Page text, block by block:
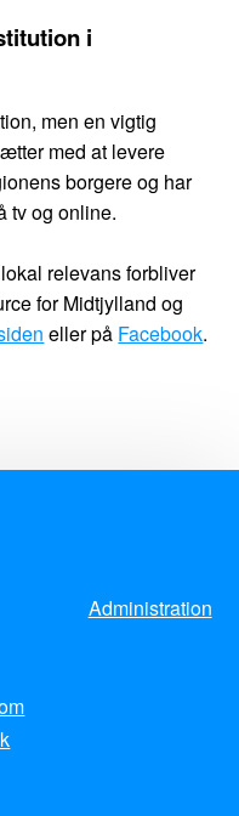
i
men en vigtig
med at levere
borgere og har
tv og online.
relevans forbliver
for Midtjylland og
eller på Facebook.
Administration